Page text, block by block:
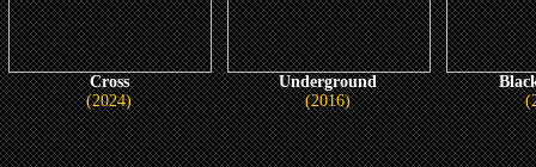
Cross
(2024)
Underground
(2016)